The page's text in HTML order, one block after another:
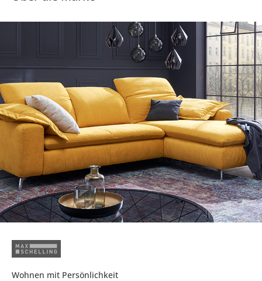
Wohnen mit Persönlichkeit